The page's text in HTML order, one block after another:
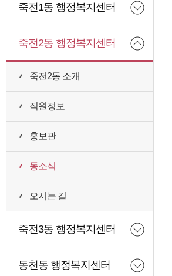
죽전1동 행정복지센터
죽전2동 행정복지센터
죽전2동 소개
직원정보
홍보관
동소식
오시는 길
죽전3동 행정복지센터
동천동 행정복지센터